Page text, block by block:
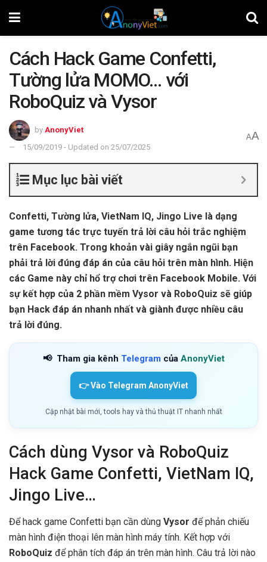
Cách Hack Game Confetti,
Tường lửa MOMO… với
RoboQuiz và Vysor
by AnonyViet
15/09/2019 - Updated on 25/07/2025
AA
Mục lục bài viết
Confetti, Tường lửa, VietNam IQ, Jingo Live là dạng
game tương tác trực tuyến trả lời câu hỏi trắc nghiệm
trên Facebook. Trong khoản vài giây ngắn ngũi bạn
phải trả lời đúng đáp án của câu hỏi trên màn hình. Hiện
các Game này chỉ hổ trợ chơi trên Facebook Mobile. Với
sự kết hợp của 2 phần mềm Vysor và RoboQuiz sẽ giúp
bạn Hack đáp án nhanh nhất và giành được nhiều câu
trả lời đúng.
📢 Tham gia kênh Telegram của AnonyViet
👉 Vào Telegram AnonyViet
Cập nhật bài mới, tools hay và thủ thuật IT nhanh nhất
Cách dùng Vysor và RoboQuiz
Hack Game Confetti, VietNam IQ,
Jingo Live…
Để hack game Confetti bạn cần dùng Vysor để phản chiếu
màn hình điện thoại lên màn hình máy tính. Kết hợp với
RoboQuiz để phân tích đáp án trên màn hình. Câu trả lời nào